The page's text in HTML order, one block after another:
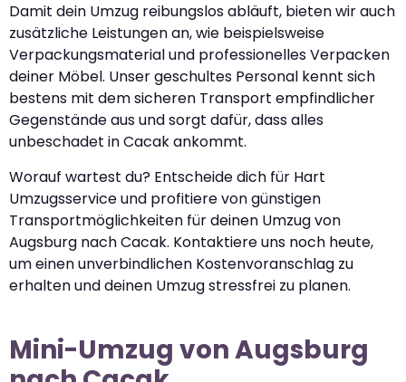
Damit dein Umzug reibungslos abläuft, bieten wir auch
zusätzliche Leistungen an, wie beispielsweise
Verpackungsmaterial und professionelles Verpacken
deiner Möbel. Unser geschultes Personal kennt sich
bestens mit dem sicheren Transport empfindlicher
Gegenstände aus und sorgt dafür, dass alles
unbeschadet in Cacak ankommt.
Worauf wartest du? Entscheide dich für Hart
Umzugsservice und profitiere von günstigen
Transportmöglichkeiten für deinen Umzug von
Augsburg nach Cacak. Kontaktiere uns noch heute,
um einen unverbindlichen Kostenvoranschlag zu
erhalten und deinen Umzug stressfrei zu planen.
Mini-Umzug von Augsburg